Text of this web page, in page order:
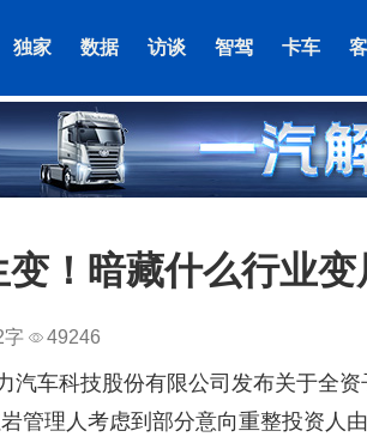
独家 数据 访谈 智驾 卡车
！暗藏什么行业变
字 49246
汽车科技股份有限公司发布关于全
管理人考虑到部分意向重整投资人